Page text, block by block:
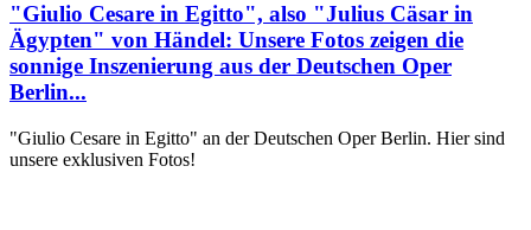
"Giulio Cesare in Egitto", also "Julius Cäsar in
Ägypten" von Händel: Unsere Fotos zeigen die
sonnige Inszenierung aus der Deutschen Oper
Berlin...
"Giulio Cesare in Egitto" an der Deutschen Oper Berlin. Hier sind
unsere exklusiven Fotos!